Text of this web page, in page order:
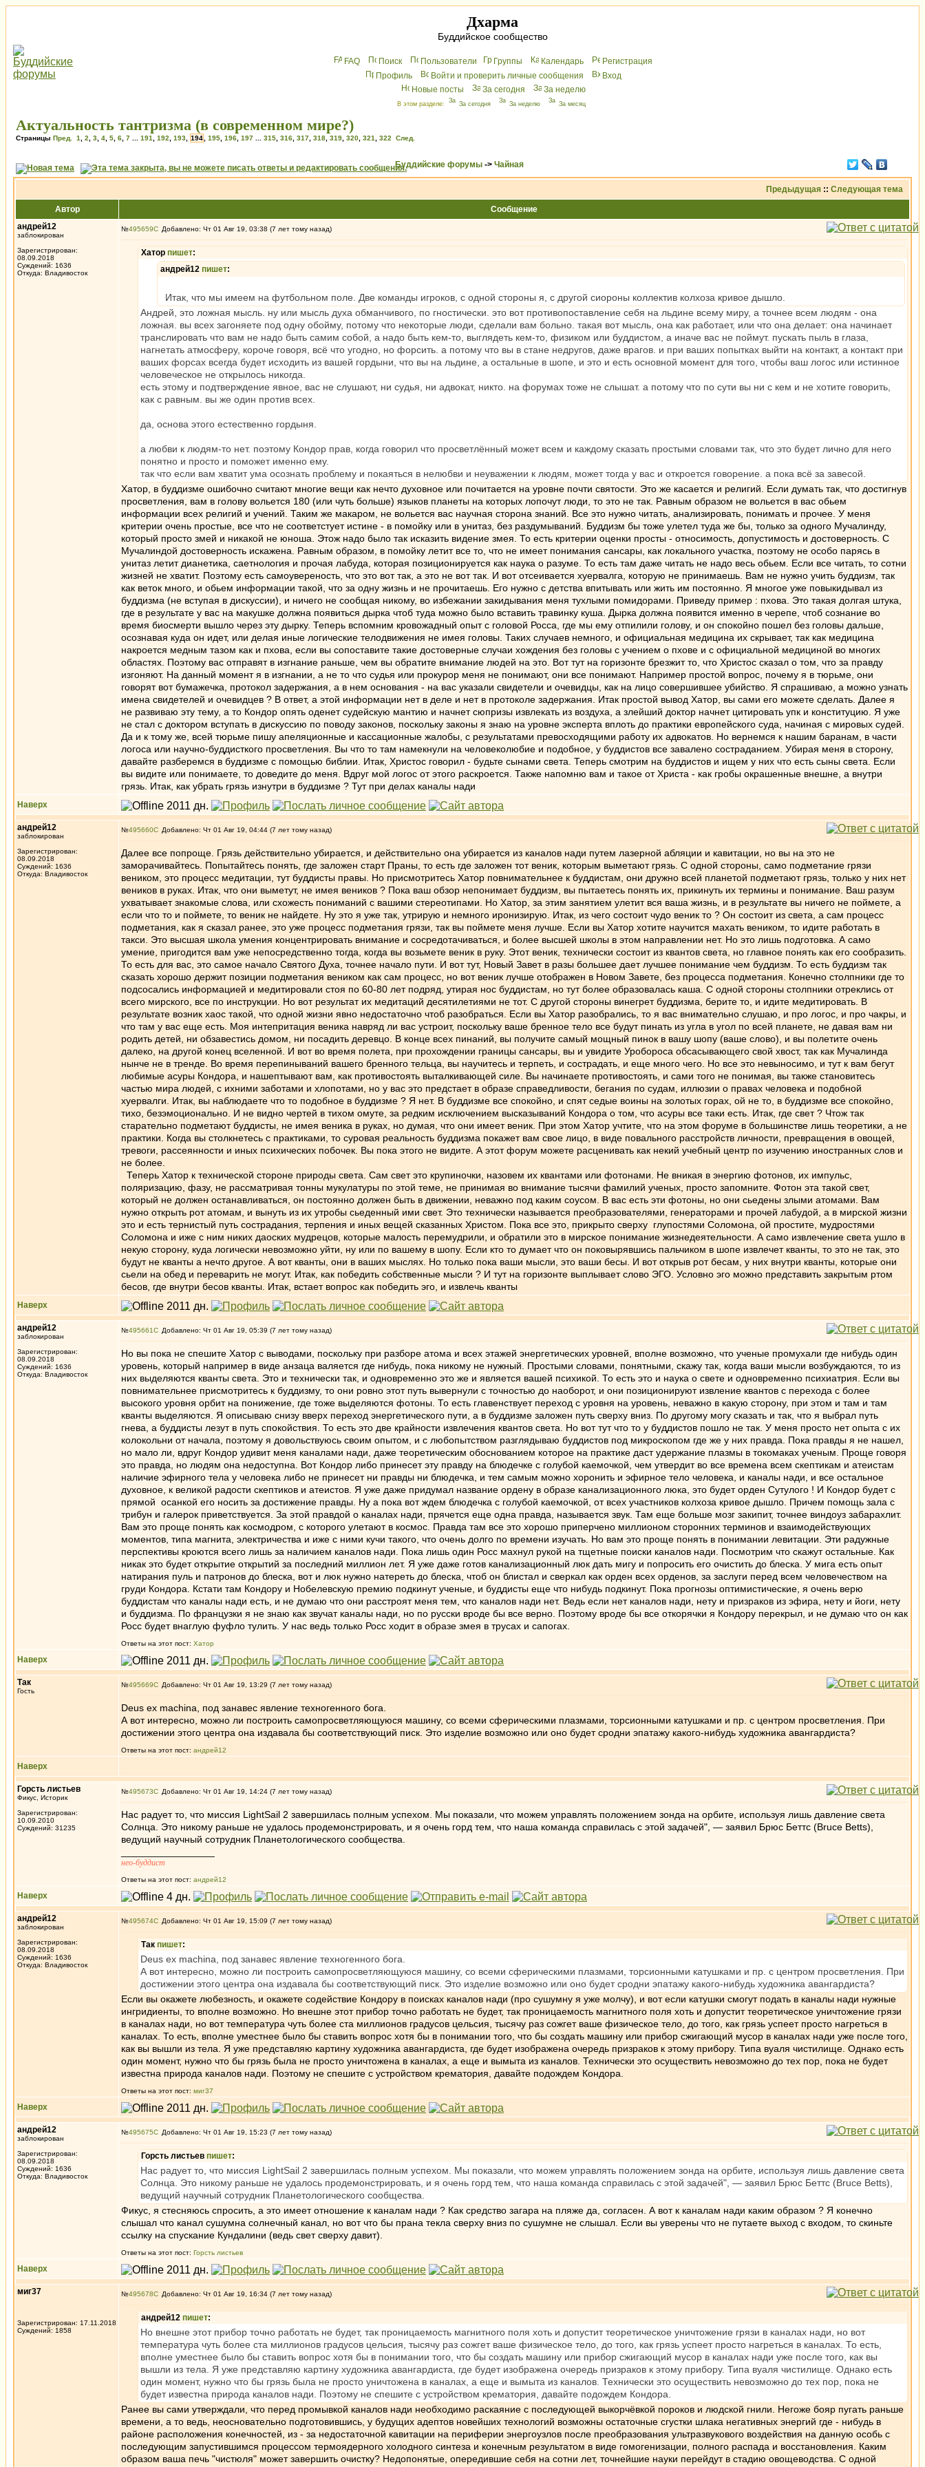
Дхарма
Буддийское сообщество
FAQ Поиск Пользователи Группы Календарь
Peгиcтрaция
Профиль
Войти и проверить личные сообщения
Вхoд
Новые посты
За сегодня За неделю
В этом разделе: За сегодня За неделю За месяц
Актуальность тантризма (в современном мире?)
Страницы Пред. 1 2 3 4 5 6 7 191 192 193 194 195 196 197 315 316 317 318 319 320 321 322 След.
Буддийские форумы -> Чайная
Предыдущая :: Следующая тема
Автор
Сообщение
андрей12
заблокирован
Зарегистрирован:
08.09.2018
Суждений: 1636
Откуда: Владивосток
№495659 Добавлено: Чт 01 Авг 19, 03:38 (7 лет тому назад)
Хатор пишет:
андрей12 пишет:
Итак, что мы имеем на футбольном поле. Две команды игроков, с одной стороны я, с другой сиороны коллектив колхоза кривое дышло.
Андрей, это ложная мысль. ну или мысль духа обманчивого, по гностически. это вот противопоставление себя на льдине всему миру, а точнее всем людям - она
ложная. вы всех загоняете под одну обойму, потому что некоторые люди, сделали вам больно. такая вот мысль, она как работает, или что она делает: она начинает
транслировать что вам не надо быть самим собой, а надо быть кем-то, выглядеть кем-то, физиком или буддистом, а иначе вас не поймут. пускать пыль в глаза,
нагнетать атмосферу, короче говоря, всё что угодно, но форсить. а потому что вы в стане недругов, даже врагов. и при ваших попытках выйти на контакт, а контакт при
ваших форсах всегда будет исходить из вашей гордыни, что вы на льдине, а остальные в шопе, и это и есть основной момент для того, чтобы ваш логос или истинное
человеческое не открылось никогда.
есть этому и подтверждение явное, вас не слушают, ни судья, ни адвокат, никто. на форумах тоже не слышат. а потому что по сути вы ни с кем и не хотите говорить,
как с равным. вы же один против всех.
да, основа этого естественно гордыня.
а любви к людям-то нет. поэтому Кондор прав, когда говорил что просветлённый может всем и каждому сказать простыми словами так, что это будет лично для него
понятно и просто и поможет именно ему.
так что если вам хватит ума осознать проблему и покаяться в нелюбви и неуважении к людям, может тогда у вас и откроется говорение. а пока всё за завесой.
Хатор, в буддизме ошибочно считают многие вещи как нечто духовное или почитается на уровне почти святости. Это же касается и религий. Если думать так, что достигнув
просветления, вам в голову вольется 180 (или чуть больше) языков планеты на которых лопочут люди, то это не так. Равным образом не вольется в вас обьем
информации всех религий и учений. Таким же макаром, не вольется вас научная сторона знаний. Все это нужно читать, анализировать, понимать и прочее. У меня
критерии очень простые, все что не соответстует истине - в помойку или в унитаз, без раздумываний. Буддизм бы тоже улетел туда же бы, только за одного Мучалинду,
который просто змей и никакой не юноша. Этож надо было так исказить видение змея. То есть критерии оценки просты - относимость, допустимость и достоверность. С
Мучалиндой достоверность искажена. Равным образом, в помойку летит все то, что не имеет понимания сансары, как локального участка, поэтому не особо парясь в
унитаз летит дианетика, саетнология и прочая лабуда, которая позиционируется как наука о разуме. То есть там даже читать не надо весь обьем. Если все читать, то сотни
жизней не хватит. Поэтому есть самоувереность, что это вот так, а это не вот так. И вот отсеивается хуервалга, которую не принимаешь. Вам не нужно учить буддизм, так
как веток много, и обьем информации такой, что за одну жизнь и не прочитаешь. Его нужно с детства впитывать или жить им постоянно. Я многое уже повыкидывал из
буддизма (не вступая в дискуссии), и ничего не сообщая никому, во избежании закидывания меня тухлыми помидорами. Приведу пример : пхова. Это такая долгая штука,
где в результате у вас на макушке должна появиться дырка чтоб туда можно было вставить травинку куша. Дырка должна появится именно в черепе, чтоб сознание во
время биосмерти вышло через эту дырку. Теперь вспомним кровожадный опыт с головой Росса, где мы ему отпилили голову, и он спокойно пошел без головы дальше,
осознавая куда он идет, или делая иные логические телодвижения не имея головы. Таких случаев немного, и официальная медицина их скрывает, так как медицина
накроется медным тазом как и пхова, если вы сопоставите такие достоверные случаи хождения без головы с учением о пхове и с официальной медициной во многих
областях. Поэтому вас отправят в изгнание раньше, чем вы обратите внимание людей на это. Вот тут на горизонте брезжит то, что Христос сказал о том, что за правду
изгоняют. На данный момент я в изгнании, а не то что судья или прокурор меня не понимают, они все понимают. Например простой вопрос, почему я в тюрьме, они
говорят вот бумажечка, протокол задержания, а в нем основания - на вас указали свидетели и очевидцы, как на лицо совершившее убийство. Я спрашиваю, а можно узнать
имена свидетелей и очевидцев ? В ответ, а этой информации нет в деле и нет в протоколе задержания. Итак простой вывод Хатор, вы сами его можете сделать. Далее я
не развиваю эту тему, а то Кондор опять оденет судейскую мантию и начнет сюпризы извлекать из воздуха, а злейший доктор начнет цитировать упк и конституцию. Я уже
не стал с доктором вступать в дискуссию по поводу законов, поскольку законы я знаю на уровне эксперта вплоть до практики европейского суда, начиная с мировых судей.
Да и к тому же, всей тюрьме пишу апеляционные и кассационные жалобы, с результатами превосходящими работу их адвокатов. Но вернемся к нашим баранам, в части
логоса или научно-буддисткого просветления. Вы что то там намекнули на человеколюбие и подобное, у буддистов все завалено состраданием. Убирая меня в сторону,
давайте разберемся в буддизме с помощью библии. Итак, Христос говорил - будьте сынами света. Теперь смотрим на буддистов и ищем у них что есть сыны света. Если
вы видите или понимаете, то доведите до меня. Вдруг мой логос от этого раскроется. Также напомню вам и такое от Христа - как гробы окрашенные внешне, а внутри
грязь. Итак, как убрать грязь изнутри в буддизме ? Тут при делах каналы нади
Наверх
андрей12
заблокирован
Зарегистрирован:
08.09.2018
Суждений: 1636
Откуда: Владивосток
№495660 Добавлено: Чт 01 Авг 19, 04:44 (7 лет тому назад)
Далее все попроще. Грязь действительно убирается, и действительно она убирается из каналов нади путем лазерной абляции и кавитации, но вы на это не
заморачивайтесь. Попытайтесь понять, где заложен старт Праны, то есть где заложен тот веник, которым выметают грязь. С одной стороны, само подметание грязи
веником, это процесс медитации, тут буддисты правы. Но присмотритесь Хатор повнимательнее к буддистам, они дружно всей планетой подметают грязь, только у них нет
веников в руках. Итак, что они выметут, не имея веников ? Пока ваш обзор непонимает буддизм, вы пытаетесь понять их, прикинуть их термины и понимание. Ваш разум
ухватывает знакомые слова, или схожесть пониманий с вашими стереотипами. Но Хатор, за этим занятием улетит вся ваша жизнь, и в результате вы ничего не поймете, а
если что то и поймете, то веник не найдете. Ну это я уже так, утрирую и немного иронизирую. Итак, из чего состоит чудо веник то ? Он состоит из света, а сам процесс
подметания, как я сказал ранее, это уже процесс подметания грязи, так вы поймете меня лучше. Если вы Хатор хотите научится махать веником, то идите работать в
такси. Это высшая школа умения концентрировать внимание и сосредотачиваться, и более высшей школы в этом направлении нет. Но это лишь подготовка. А само
умение, пригодится вам уже непосредственно тогда, когда вы возьмете веник в руку. Этот веник, технически состоит из квантов света, но главное понять как его сообразить.
То есть для вас, это самое начало Святого Духа, точнее начало пути. И вот тут, Новый Завет в разы большее дает лучшее понимание чем буддизм. То есть буддизм так
сказать хорошо держит позиции подметания веником как сам процесс, но вот веник лучше отображен в Новом Завете, без процесса подметания. Конечно столпники где то
подсосались информацией и медитировали стоя по 60-80 лет подряд, утирая нос буддистам, но тут более образовалась каша. С одной стороны столпники отреклись от
всего мирского, все по инструкции. Но вот результат их медитаций десятилетиями не тот. С другой стороны винегрет буддизма, берите то, и идите медитировать. В
результате возник хаос такой, что одной жизни явно недостаточно чтоб разобраться. Если вы Хатор разобрались, то я вас внимательно слушаю, и про логос, и про чакры, и
что там у вас еще есть. Моя интепритация веника навряд ли вас устроит, поскольку ваше бренное тело все будут пинать из угла в угол по всей планете, не давая вам ни
родить детей, ни обзавестись домом, ни посадить деревцо. В конце всех пинаний, вы получите самый мощный пинок в вашу шопу (ваше слово), и вы полетите очень
далеко, на другой конец вселенной. И вот во время полета, при прохождении границы сансары, вы и увидите Уробороса обсасывающего свой хвост, так как Мучалинда
нынче не в тренде. Во время перепинываний вашего бренного тельца, вы научитесь и терпеть, и сострадать, и еще много чего. Но все это невыносимо, и тут к вам бегут
любимые асуры Кондора, и нашептывают вам, как противостоять выталкивающей силе. Вы начинаете противостоять, и сами того не понимая, вы также становитесь
частью мира людей, с ихними заботами и хлопотами, но у вас это предстает в образе справедливости, бегания по судам, иллюзии о правах человека и подобной
хуервалги. Итак, вы наблюдаете что то подобное в буддизме ? Я нет. В буддизме все спокойно, и спят седые воины на золотых горах, ой не то, в буддизме все спокойно,
тихо, безэмоционально. И не видно чертей в тихом омуте, за редким исключением высказываний Кондора о том, что асуры все таки есть. Итак, где свет ? Чтож так
старательно подметают буддисты, не имея веника в руках, но думая, что они имеет веник. При этом Хатор учтите, что на этом форуме в большинстве лишь теоретики, а не
практики. Когда вы столкнетесь с практиками, то суровая реальность буддизма покажет вам свое лицо, в виде повального расстройств личности, превращения в овощей,
тревоги, рассеянности и иных психических побочек. Вы пока этого не видите. А этот форум можете расценивать как некий учебный центр по изучению иностранных слов и
не более.
Теперь Хатор к технической стороне природы света. Сам свет это крупиночки, назовем их квантами или фотонами. Не вникая в энергию фотонов, их импульс,
поляризацию, фазу, не рассматривая тонны мукулатуры по этой теме, не принимая во внимание тысячи фамилий ученых, просто запомните. Фотон эта такой свет,
который не должен останавливаться, он постоянно должен быть в движении, неважно под каким соусом. В вас есть эти фотоны, но они сьедены злыми атомами. Вам
нужно открыть рот атомам, и вынуть из их утробы сьеденный ими свет. Это технически называется преобразователями, генераторами и прочей лабудой, а в мирской жизни
это и есть тернистый путь сострадания, терпения и иных вещей сказанных Христом. Пока все это, прикрыто сверху глупостями Соломона, ой простите, мудростями
Соломона и иже с ним никих даоских мудрецов, которые малость перемудрили, и обратили это в мирское понимание жизнедеятельности. А само извлечение света ушло в
некую сторону, куда логически невозможно уйти, ну или по вашему в шопу. Если кто то думает что он поковырявшись пальчиком в шопе извлечет кванты, то это не так, это
будут не кванты а нечто другое. А вот кванты, они в ваших мыслях. Но только пока ваши мысли, это ваши бесы. И вот открыв рот бесам, у них внутри кванты, которые они
сьели на обед и переварить не могут. Итак, как победить собственные мысли ? И тут на горизонте выплывает слово ЭГО. Условно эго можно представить закрытым ртом
бесов, где внутри бесов кванты. Итак, встает вопрос как победить эго, и извлечь кванты
Наверх
андрей12
заблокирован
Зарегистрирован:
08.09.2018
Суждений: 1636
Откуда: Владивосток
№495661 Добавлено: Чт 01 Авг 19, 05:39 (7 лет тому назад)
Но вы пока не спешите Хатор с выводами, поскольку при разборе атома и всех этажей энергетических уровней, вполне возможно, что ученые промухали где нибудь один
уровень, который например в виде анзаца валяется где нибудь, пока никому не нужный. Простыми словами, понятными, скажу так, когда ваши мысли возбуждаются, то из
них выделяются кванты света. Это и технически так, и одновременно это же и является вашей психикой. То есть это и наука о свете и одновременно психиатрия. Если вы
повнимательнее присмотритесь к буддизму, то они ровно этот путь вывернули с точностью до наоборот, и они позиционируют извление квантов с перехода с более
высокого уровня орбит на понижение, где тоже выделяются фотоны. То есть главенствует переход с уровня на уровень, неважно в какую сторону, при этом и там и там
кванты выделяются. Я описываю снизу вверх переход энергетического пути, а в буддизме заложен путь сверху вниз. По другому могу сказать и так, что я выбрал путь
гнева, а буддисты лезут в путь спокойствия. То есть это две крайности извлечения квантов света. Но вот тут что то у буддистов пошло не так. У меня просто нет опыта с их
колокольни от начала, поэтому я довольствуюсь своим опытом, и с любопытством разглядываю буддистов под микроскопом где же у них правда. Пока правды я не нашел,
но мало ли, вдруг Кондор удивит меня каналами нади, даже теоретическим обоснованием которое на практике даст удержание плазмы в токомаках ученым. Проще говоря
это правда, но людям она недоступна. Вот Кондор либо принесет эту правду на блюдечке с голубой каемочкой, чем утвердит во все времена всем скептикам и атеистам
наличие эфирного тела у человека либо не принесет ни правды ни блюдечка, и тем самым можно хоронить и эфирное тело человека, и каналы нади, и все остальное
духовное, к великой радости скептиков и атеистов. Я уже даже придумал название ордену в образе канализационного люка, это будет орден Сутулого ! И Кондор будет с
прямой осанкой его носить за достижение правды. Ну а пока вот ждем блюдечка с голубой каемочкой, от всех участников колхоза кривое дышло. Причем помощь зала с
трибун и галерок приветствуется. За этой правдой о каналах нади, прячется еще одна правда, называется звук. Там еще больше мозг закипит, точнее виндоуз забарахлит.
Вам это проще понять как космодром, с которого улетают в космос. Правда там все это хорошо приперчено миллионом сторонних терминов и взаимодействующих
моментов, типа магнита, электричества и иже с ними кучи такого, что очень долго по времени изучать. Но вам это проще понять в понимании левитации. Эти радужные
перспективы кроются всего лишь за наличием каналов нади. Пока лишь один Росс махнул рукой на тщетные поиски каналов нади. Посмотрим что скажут остальные. Как
никак это будет открытие открытий за последний миллион лет. Я уже даже готов канализационный люк дать мигу и попросить его очистить до блеска. У мига есть опыт
натирания пуль и патронов до блеска, вот и люк нужно натереть до блеска, чтоб он блистал и сверкал как орден всех орденов, за заслуги перед всем человечеством на
груди Кондора. Кстати там Кондору и Нобелевскую премию подкинут ученые, и буддисты еще что нибудь подкинут. Пока прогнозы оптимистические, я очень верю
буддистам что каналы нади есть, и не думаю что они расстроят меня тем, что каналов нади нет. Ведь если нет каналов нади, нету и призраков из эфира, нету и йоги, нету
и буддизма. По французки я не знаю как звучат каналы нади, но по русски вроде бы все верно. Поэтому вроде бы все откорячки я Кондору перекрыл, и не думаю что он как
Росс будет внаглую фуфло тулить. У нас ведь только Росс ходит в образе змея в трусах и сапогах.
Ответы на этот пост: Хатор
Наверх
Так
Гость
№495669 Добавлено: Чт 01 Авг 19, 13:29 (7 лет тому назад)
Deus ex machina, под занавес явление техногенного бога.
А вот интересно, можно ли построить самопросветляющуюся машину, со всеми сферическими плазмами, торсионными катушками и пр. с центром просветления. При
достижении этого центра она издавала бы соответствующий писк. Это изделие возможно или оно будет сродни эпатажу какого-нибудь художника авангардиста?
Ответы на этот пост: андрей12
Наверх
Горсть листьев
Фикус, Историк
Зарегистрирован:
10.09.2010
Суждений: 31235
№495673 Добавлено: Чт 01 Авг 19, 14:24 (7 лет тому назад)
Нас радует то, что миссия LightSail 2 завершилась полным успехом. Мы показали, что можем управлять положением зонда на орбите, используя лишь давление света
Солнца. Это никому раньше не удалось продемонстрировать, и я очень горд тем, что наша команда справилась с этой задачей", — заявил Брюс Беттс (Bruce Betts),
ведущий научный сотрудник Планетологического сообщества.
нео-буддист
Ответы на этот пост: андрей12
Наверх
андрей12
заблокирован
Зарегистрирован:
08.09.2018
Суждений: 1636
Откуда: Владивосток
№495674 Добавлено: Чт 01 Авг 19, 15:09 (7 лет тому назад)
Так пишет:
Deus ex machina, под занавес явление техногенного бога.
А вот интересно, можно ли построить самопросветляющуюся машину, со всеми сферическими плазмами, торсионными катушками и пр. с центром просветления. При
достижении этого центра она издавала бы соответствующий писк. Это изделие возможно или оно будет сродни эпатажу какого-нибудь художника авангардиста?
Если вы окажете любезность, и окажете содействие Кондору в поисках каналов нади (про сушумну я уже молчу), и вот если катушки смогут подать в каналы нади нужные
ингридиенты, то вполне возможно. Но внешне этот прибор точно работать не будет, так проницаемость магнитного поля хоть и допустит теоретическое уничтожение грязи
в каналах нади, но вот температура чуть более ста миллионов градусов цельсия, тысячу раз сожгет ваше физическое тело, до того, как грязь успеет просто нагреться в
каналах. То есть, вполне уместнее было бы ставить вопрос хотя бы в понимании того, что бы создать машину или прибор сжигающий мусор в каналах нади уже после того,
как вы вышли из тела. Я уже представляю картину художника авангардиста, где будет изображена очередь призраков к этому прибору. Типа вуаля чистилище. Однако есть
один момент, нужно что бы грязь была не просто уничтожена в каналах, а еще и вымыта из каналов. Технически это осуществить невозможно до тех пор, пока не будет
известна природа каналов нади. Поэтому не спешите с устройством крематория, давайте подождем Кондора.
Ответы на этот пост: миг37
Наверх
андрей12
заблокирован
Зарегистрирован:
08.09.2018
Суждений: 1636
Откуда: Владивосток
№495675 Добавлено: Чт 01 Авг 19, 15:23 (7 лет тому назад)
Горсть листьев пишет:
Нас радует то, что миссия LightSail 2 завершилась полным успехом. Мы показали, что можем управлять положением зонда на орбите, используя лишь давление света
Солнца. Это никому раньше не удалось продемонстрировать, и я очень горд тем, что наша команда справилась с этой задачей", — заявил Брюс Беттс (Bruce Betts),
ведущий научный сотрудник Планетологического сообщества.
Фикус, я стесняюсь спросить, а это имеет отношение к каналам нади ? Как средство загара на пляже да, согласен. А вот к каналам нади каким образом ? Я конечно
слышал что канал сушумна солнечный канал, но вот что бы прана текла сверху вниз по сушумне не слышал. Если вы уверены что не путаете выход с входом, то скиньте
ссылку на спускание Кундалини (ведь свет сверху давит).
Ответы на этот пост: Горсть листьев
Наверх
миг37
Зарегистрирован: 17.11.2018
Суждений: 1858
№495678 Добавлено: Чт 01 Авг 19, 16:34 (7 лет тому назад)
андрей12 пишет:
Но внешне этот прибор точно работать не будет, так проницаемость магнитного поля хоть и допустит теоретическое уничтожение грязи в каналах нади, но вот
температура чуть более ста миллионов градусов цельсия, тысячу раз сожгет ваше физическое тело, до того, как грязь успеет просто нагреться в каналах. То есть,
вполне уместнее было бы ставить вопрос хотя бы в понимании того, что бы создать машину или прибор сжигающий мусор в каналах нади уже после того, как вы
вышли из тела. Я уже представляю картину художника авангардиста, где будет изображена очередь призраков к этому прибору. Типа вуаля чистилище. Однако есть
один момент, нужно что бы грязь была не просто уничтожена в каналах, а еще и вымыта из каналов. Технически это осуществить невозможно до тех пор, пока не
будет известна природа каналов нади. Поэтому не спешите с устройством крематория, давайте подождем Кондора.
Ранее вы сами утверждали, что перед промывкой каналов нади необходимо раскаяние с последующей выкорчёвкой пороков и людской гнили. Негоже бояр пугать раньше
времени, а то ведь, неосновательно подготовившись, у будущих адептов новейших технологий возможны остаточные сгустки шлака негативных энергий где - нибудь в
районе расположения конечностей, из - за недостаточной кавитации на периферии энергоузлов после преобразования ультразвукового воздействия на данную особь с
последующим запустившимся процессом термоядерного холодного синтеза и конечным результатом в виде гомогенизации, полного распада и восстановления. Каким
образом ваша печь "чистюля" может завершить очистку? Недопонятые, опередившие себя на сотни лет, точнейшие науки перейдут в стадию овощеводства. С одной